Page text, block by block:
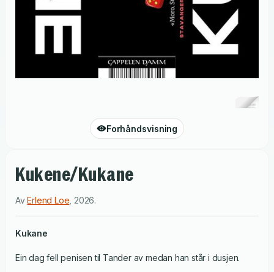
Forhåndsvisning
Kukene/Kukane
AvErlend Loe 2026.
Kukane
Ein dag fell penisen til Tander av medan han står i dusjen.